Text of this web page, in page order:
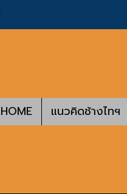
HOME แนวคิดช้างไทฯ